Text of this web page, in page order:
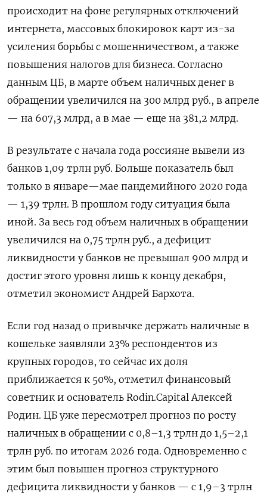
происходит на фоне регулярных отключений
интернета, массовых блокировок карт из-за
усиления борьбы с мошенничеством, а также
повышения налогов для бизнеса. Согласно
данным ЦБ, в марте объем наличных денег в
обращении увеличился на 300 млрд руб., в апреле
— на 607,3 млрд, а в мае — еще на 381,2 млрд.
В результате с начала года россияне вывели из
банков 1,09 трлн руб. Больше показатель был
только в январе—мае пандемийного 2020 года
— 1,39 трлн. В прошлом году ситуация была
иной. За весь год объем наличных в обращении
увеличился на 0,75 трлн руб., а дефицит
ликвидности у банков не превышал 900 млрд и
достиг этого уровня лишь к концу декабря,
отметил экономист Андрей Бархота.
Если год назад о привычке держать наличные в
кошельке заявляли 23% респондентов из
крупных городов, то сейчас их доля
приближается к 50%, отметил финансовый
советник и основатель Rodin.Capital Алексей
Родин. ЦБ уже пересмотрел прогноз по росту
наличных в обращении с 0,8–1,3 трлн до 1,5–2,1
трлн руб. по итогам 2026 года. Одновременно с
этим был повышен прогноз структурного
дефицита ликвидности у банков — с 1,9–3 трлн